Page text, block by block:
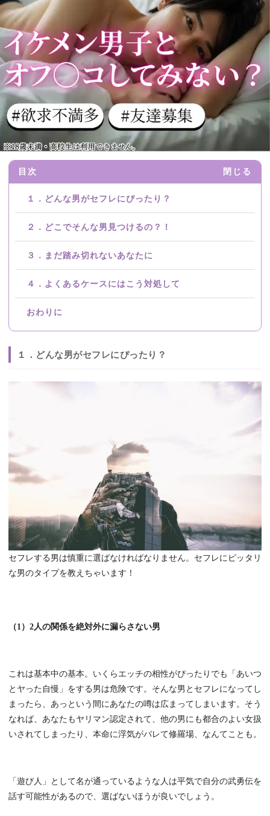
目次 閉じる
１．どんな男がセフレにぴったり？
２．どこでそんな男見つけるの？！
３．まだ踏み切れないあなたに
４．よくあるケースにはこう対処して
おわりに
１．どんな男がセフレにぴったり？
セフレする男は慎重に選ばなければなりません。セフレにピッタリ
な男のタイプを教えちゃいます！
（1）2人の関係を絶対外に漏らさない男
これは基本中の基本。いくらエッチの相性がぴったりでも「あいつ
とヤった自慢」をする男は危険です。そんな男とセフレになってし
まったら、あっという間にあなたの噂は広まってしまいます。そう
なれば、あなたもヤリマン認定されて、他の男にも都合のよい女扱
いされてしまったり、本命に浮気がバレて修羅場、なんてことも。
「遊び人」として名が通っているような人は平気で自分の武勇伝を
話す可能性があるので、選ばないほうが良いでしょう。